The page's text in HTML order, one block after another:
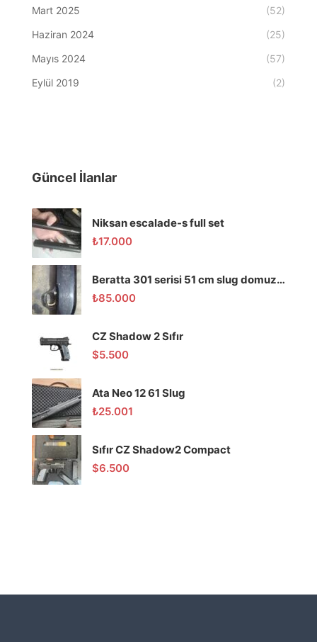
Mart 2025
(52)
Haziran 2024
(25)
Mayıs 2024
(57)
Eylül 2019
(2)
Güncel İlanlar
Niksan escalade-s full set
₺17.000
Beratta 301 serisi 51 cm slug domuz tüfeği
₺85.000
CZ Shadow 2 Sıfır
$5.500
Ata Neo 12 61 Slug
₺25.001
Sıfır CZ Shadow2 Compact
$6.500